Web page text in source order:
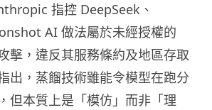
指控 DeepSeek、
AI 做法屬於未經授權的
擊，違反其服務條約及地區存取
出，蒸餾技術雖能令模型在跑分
但本質上是「模仿」而非「理